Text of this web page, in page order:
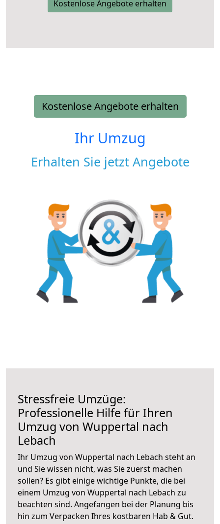
Kostenlose Angebote erhalten
Kostenlose Angebote erhalten
Ihr Umzug
Erhalten Sie jetzt Angebote
Stressfreie Umzüge:
Professionelle Hilfe für Ihren
Umzug von Wuppertal nach
Lebach
Ihr Umzug von Wuppertal nach Lebach steht an
und Sie wissen nicht, was Sie zuerst machen
sollen? Es gibt einige wichtige Punkte, die bei
einem Umzug von Wuppertal nach Lebach zu
beachten sind. Angefangen bei der Planung bis
hin zum Verpacken Ihres kostbaren Hab & Gut.